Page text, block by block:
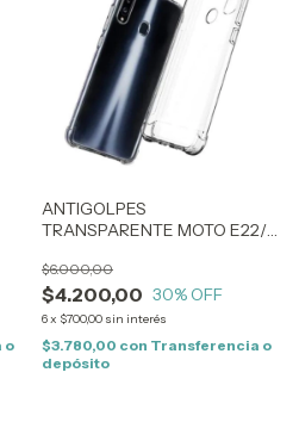
o
ANTIGOLPES
TRANSPARENTE MOTO E22/
$4.200,00
$6.000,00
30% OFF
6x $700,00 sin interés
$3.780,00 con Transferencia o
depósito